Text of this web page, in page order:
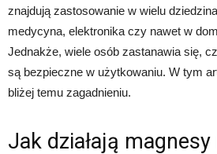
znajdują zastosowanie w wielu
medycyna, elektronika czy nawet w
Jednakże, wiele osób zastanawia się,
są bezpieczne w użytkowaniu. W tym
bliżej temu zagadnieniu.
Jak działają